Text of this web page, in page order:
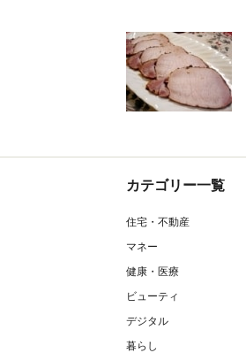
カテゴリー一覧
住宅・不動産
マネー
健康・医療
ビューティ
デジタル
暮らし